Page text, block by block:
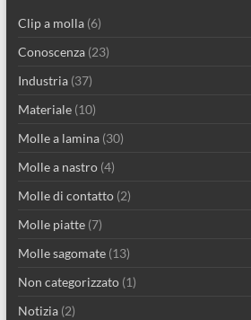
Clip a molla(6)
Conoscenza(23)
Industria(37)
Materiale(10)
Molle a lamina(30)
Molle a nastro(4)
Molle di contatto(2)
Molle piatte(7)
Molle sagomate(13)
Non categorizzato(1)
Notizia(2)